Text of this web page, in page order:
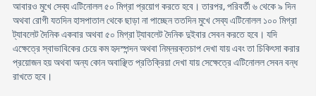
আবারও মুখে সেব্য এটিনোলল ৫০ মিগ্রা প্রয়ােগ করতে হবে। তারপর, পরিবর্তী ৬ থেকে ৯ দিন
অথবা রােগী যতদিন হাসপাতাল থেকে ছাড়া না পাচ্ছেন ততদিন মুখে সেব্য এটিনোলল ১০০ মিগ্রা
ট্যাবলেট দৈনিক একবার অথবা ৫০ মিগ্রা ট্যাবলেট দৈনিক দুইবার সেবন করতে হবে। যদি
এক্ষেত্রে স্বাভাবিকের চেয়ে কম হৃদস্পন্দন অথবা নিম্নরক্তচাপ দেখা যায় এবং তা চিকিৎসা করার
প্রয়ােজন হয় অথবা অন্য কোন অবাঞ্ছিত প্রতিক্রিয়া দেখা যায় সেক্ষেত্রে এটিনোলল সেবন বন্ধ
রাখতে হবে।